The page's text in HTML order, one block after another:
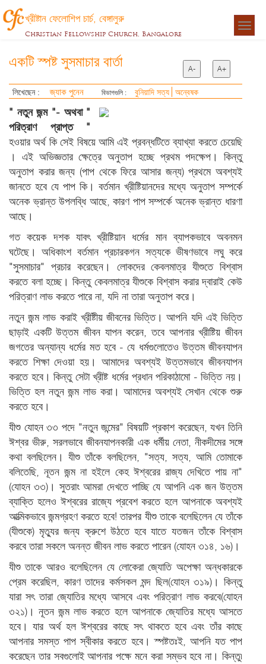
খ্রীষ্টান ফেলোশিপ চার্চ, বেঙ্গালুরু
Christian Fellowship Church, Bangalore
একটি স্পষ্ট সুসমাচার বার্তা A- A+
লিখেছেন : জ্যাক পুনেন বিভাগগুলি : বুনিয়াদি সত্য অন্বেষক
" নতুন জন্ম "- অথবা "
পরিত্রাণ
প্রাপ্ত
"
হওয়ার অর্থ কি সেই বিষয়ে আমি এই প্রবন্ধটিতে ব্যাখ্যা করতে চেয়েছি
। এই অভিজ্ঞতার ক্ষেত্রে অনুতাপ হচ্ছে প্রথম পদক্ষেপ। কিন্তু
অনুতাপ করার জন্য (পাপ থেকে ফিরে আসার জন্য) প্রথমে অবশ্যই
জানতে হবে যে পাপ কি। বর্তমান খ্রীষ্টিয়ানদের মধ্যে অনুতাপ সম্পর্কে
অনেক ভ্রান্ত উপলব্ধি আছে, কারণ পাপ সম্পর্কে অনেক ভ্রান্ত ধারণা
আছে।
গত কয়েক দশক যাবৎ খ্রীষ্টিয়ান ধর্মের মান ব্যাপকভাবে অবনমন
ঘটেছে। অধিকাংশ বর্তমান প্রচারকগন সত্যকে ভীষণভাবে লঘু করে
"সুসমাচার" প্রচার করেছেন। লোকদের কেবলমাত্র যীশুতে বিশ্বাস
করতে বলা হচ্ছে। কিন্তু কেবলমাত্র যীশুকে বিশ্বাস করার দ্বারাই কেউ
পরিত্রাণ লাভ করতে পারে না, যদি না তারা অনুতাপ করে।
নতুন জন্ম লাভ করাই খ্রীষ্টীয় জীবনের ভিত্তি। আপনি যদি এই ভিত্তি
ছাড়াই একটি উত্তম জীবন যাপন করেন, তবে আপনার খ্রীষ্টিয় জীবন
জগতের অন্যান্য ধর্মের মত হবে - যে ধর্মগুলোতেও উত্তম জীবনযাপন
করতে শিক্ষা দেওয়া হয়। আমাদের অবশ্যই উত্তমভাবে জীবনযাপন
করতে হবে। কিন্তু সেটা খ্রীষ্ট ধর্মের প্রধান পরিকাঠামো - ভিত্তি নয়।
ভিত্তি হল নতুন জন্ম লাভ করা। আমাদের অবশ্যই সেখান থেকে শুরু
করতে হবে।
যীশু যোহন ৩৩ পদে "নতুন জন্মের" বিষয়টি প্রকাশ করেছেন, যখন তিনি
ঈশ্বর ভীরু, সরলভাবে জীবনযাপনকারী এক ধর্মীয় নেতা, নীকদীমের সঙ্গে
কথা বলছিলেন। যীশু তাঁকে বলছিলেন, "সত্য, সত্য, আমি তোমাকে
বলিতেছি, নূতন জন্ম না হইলে কেহ ঈশ্বরের রাজ্য দেখিতে পায় না"
(যোহন ৩৩)। সুতরাং আমরা দেখতে পাচ্ছি যে আপনি এক জন উত্তম
ব্যাক্তি হলেও ঈশ্বরের রাজ্যে প্রবেশ করতে হলে আপনাকে অবশ্যই
আত্মিকভাবে জন্মগ্রহণ করতে হবে! তারপর যীশু তাকে বলেছিলেন যে তাঁকে
(যীশুকে) মৃত্যুর জন্য ক্রুশে উঠতে হবে যাতে যতজন তাঁকে বিশ্বাস
করবে তারা সকলে অনন্ত জীবন লাভ করতে পারেন (যোহন ৩১৪, ১৬)।
যীশু তাকে আরও বলেছিলেন যে লোকেরা জ্যোতি অপেক্ষা অন্ধকারকে
প্রেম করেছিল, কারণ তাদের কর্মসকল মন্দ ছিল(যোহন ৩১৯)। কিন্তু
যারা সৎ তারা জ্যোতির মধ্যে আসবে এবং পরিত্রাণ লাভ করবে(যোহন
৩২১)। নূতন জন্ম লাভ করতে হলে আপনাকে জ্যোতির মধ্যে আসতে
হবে। যার অর্থ হল ঈশ্বরের কাছে সৎ থাকতে হবে এবং তাঁর কাছে
আপনার সমস্ত পাপ স্বীকার করতে হবে। স্পষ্টতঃই, আপনি যত পাপ
করেছেন তার সবগুলোই আপনার পক্ষে মনে করা সম্ভব হবে না। কিন্তু৷